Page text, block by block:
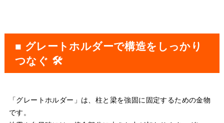
■ グレートホルダーで構造をしっかり
つなぐ 🛠️
「グレートホルダー」は、柱と梁を強固に固定するための金物
です。